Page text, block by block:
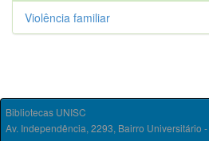
Violência familiar
Bibliotecas UNISC
Av. Independência, 2293, Bairro Universitário